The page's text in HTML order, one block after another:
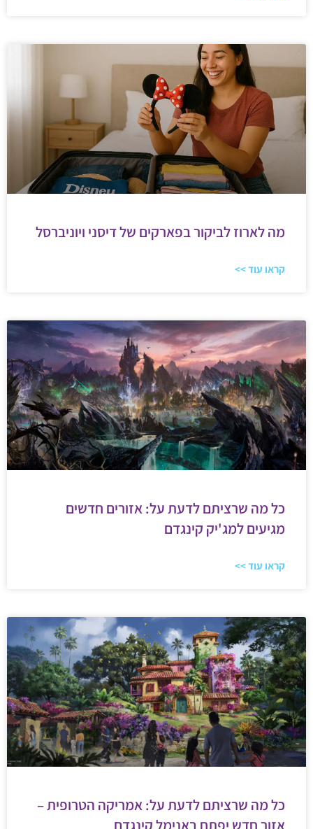
מה לארוז לביקור בפארקים של דיסני ויוניברסל
קראו עוד >>
כל מה שרציתם לדעת על: אזורים חדשים
מגיעים למג'יק קינגדם
קראו עוד >>
כל מה שרציתם לדעת על: אמריקה הטרופית –
אזור חדש יפתח באנימל קינגדם